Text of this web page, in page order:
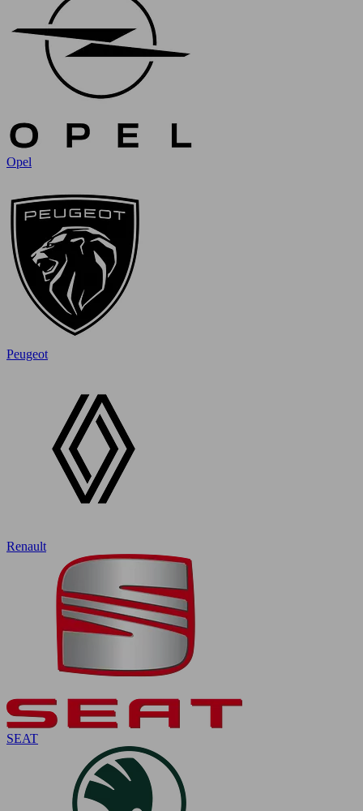
Opel
Peugeot
Renault
SEAT